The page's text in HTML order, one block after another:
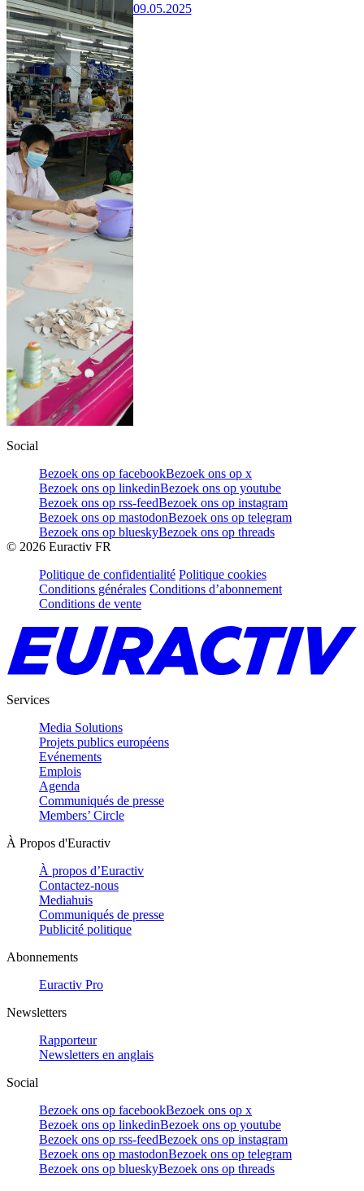
09.05.2025
Social
Bezoek ons op facebookBezoek ons op x
Bezoek ons op linkedinBezoek ons op youtube
Bezoek ons op rss-feedBezoek ons op instagram
Bezoek ons op mastodonBezoek ons op telegram
Bezoek ons op blueskyBezoek ons op threads
© 2026 Euractiv FR
Politique de confidentialité Politique cookies
Conditions générales Conditions d’abonnement
Conditions de vente
Services
Media Solutions
Projets publics européens
Evénements
Emplois
Agenda
Communiqués de presse
Members’ Circle
À Propos d'Euractiv
À propos d’Euractiv
Contactez-nous
Mediahuis
Communiqués de presse
Publicité politique
Abonnements
Euractiv Pro
Newsletters
Rapporteur
Newsletters en anglais
Social
Bezoek ons op facebookBezoek ons op x
Bezoek ons op linkedinBezoek ons op youtube
Bezoek ons op rss-feedBezoek ons op instagram
Bezoek ons op mastodonBezoek ons op telegram
Bezoek ons op blueskyBezoek ons op threads